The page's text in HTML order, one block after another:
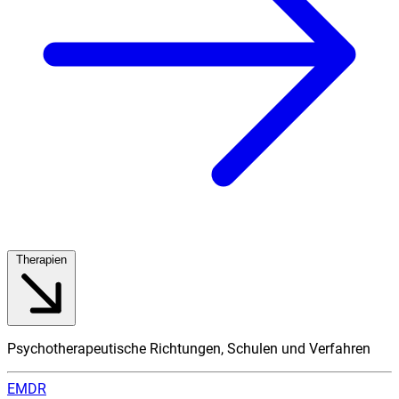
Psychotherapeutische Richtungen, Schulen und Verfahren
EMDR